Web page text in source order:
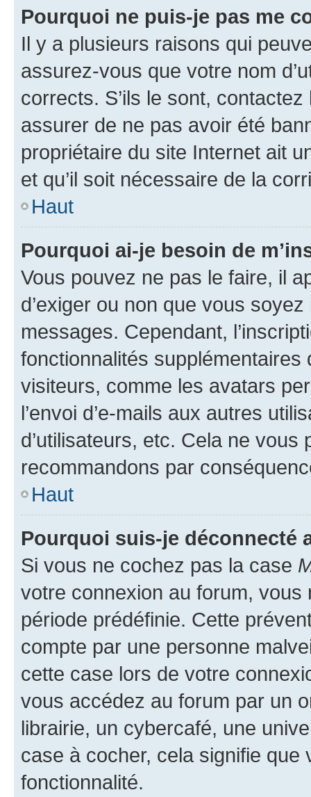
Pourquoi ne puis-je pas me
Il y a plusieurs raisons qui
assurez-vous que votre nom
corrects. S’ils le sont,
assurer de ne pas avoir été
propriétaire du site Internet ait
et qu’il soit nécessaire de la
Haut
Pourquoi ai-je besoin de
Vous pouvez ne pas le faire, il
d’exiger ou non que vous
messages. Cependant,
fonctionnalités
visiteurs, comme les avatars
l’envoi d’e-mails aux autres
d’utilisateurs, etc. Cela ne vous
recommandons par
Haut
Pourquoi suis-je déconnecté
Si vous ne cochez pas la case
votre connexion au forum,
période prédéfinie. Cette
compte par une personne
cette case lors de votre
vous accédez au forum par un
librairie, un cybercafé, une
case à cocher, cela signifie
fonctionnalité.